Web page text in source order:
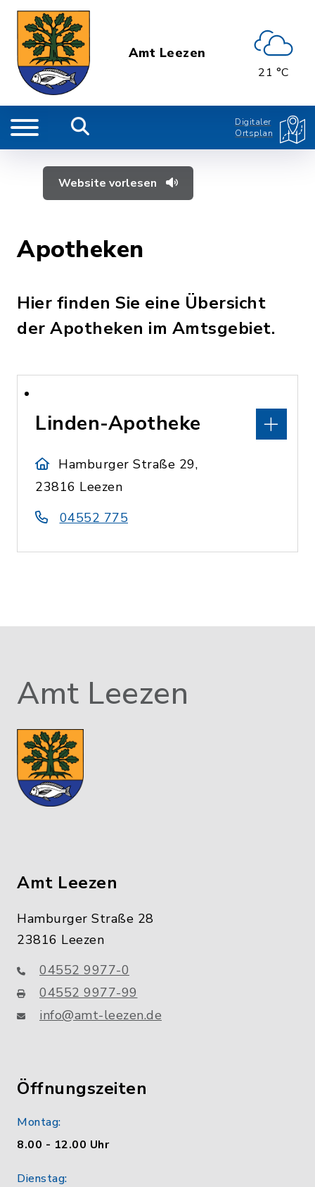
Amt Leezen
21 °C
Digitaler
Ortsplan
Website vorlesen
Apotheken
Hier finden Sie eine Übersicht
der Apotheken im Amtsgebiet.
Linden-Apotheke
Hamburger Straße 29,
23816 Leezen
04552 775
Amt Leezen
Amt Leezen
Hamburger Straße 28
23816 Leezen
04552 9977-0
04552 9977-99
info@amt-leezen.de
Öffnungszeiten
Montag:
8.00 - 12.00 Uhr
Dienstag: